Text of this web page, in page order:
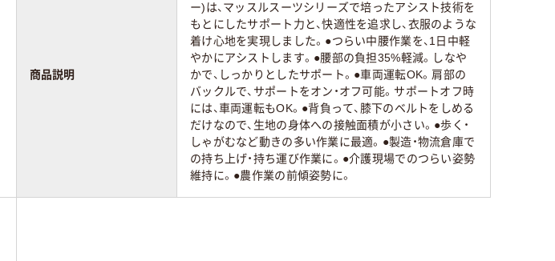
商品説明
ー)は、マッスルスーツシリーズで培ったアシスト技術を
もとにしたサポート力と、快適性を追求し、衣服のような
着け心地を実現しました。●つらい中腰作業を、1日中軽
やかにアシストします。●腰部の負担35%軽減。しなや
かで、しっかりとしたサポート。●車両運転OK。肩部の
バックルで、サポートをオン・オフ可能。サポートオフ時
には、車両運転もOK。●背負って、膝下のベルトをしめる
だけなので、生地の身体への接触面積が小さい。●歩く・
しゃがむなど動きの多い作業に最適。●製造・物流倉庫で
の持ち上げ・持ち運び作業に。●介護現場でのつらい姿勢
維持に。●農作業の前傾姿勢に。